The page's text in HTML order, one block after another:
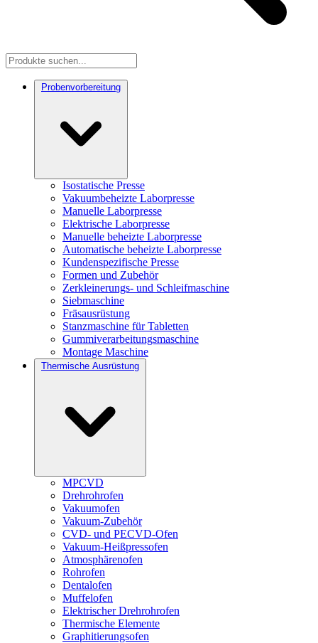
Probenvorbereitung
Isostatische Presse
Vakuumbeheizte Laborpresse
Manuelle Laborpresse
Elektrische Laborpresse
Manuelle beheizte Laborpresse
Automatische beheizte Laborpresse
Kundenspezifische Presse
Formen und Zubehör
Zerkleinerungs- und Schleifmaschine
Siebmaschine
Fräsausrüstung
Stanzmaschine für Tabletten
Gummiverarbeitungsmaschine
Montage Maschine
Thermische Ausrüstung
MPCVD
Drehrohrofen
Vakuumofen
Vakuum-Zubehör
CVD- und PECVD-Ofen
Vakuum-Heißpressofen
Atmosphärenofen
Rohrofen
Dentalofen
Muffelofen
Elektrischer Drehrohrofen
Thermische Elemente
Graphitierungsofen